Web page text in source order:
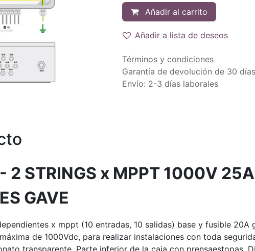
Añadir al carrito
Añadir a lista de deseos
Términos y condiciones
Garantía de devolución de 30 días
Envío: 2-3 días laborales
2 STRINGS x MPPT 1000V
GAVE
x mppt (10 entradas, 10 salidas) base y fusible
de 1000Vdc, para realizar instalaciones con toda
transparente. Parte inferior de la caja con prensaestopas.